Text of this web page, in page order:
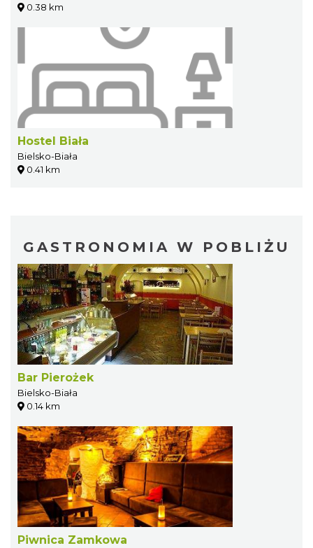
0.38 km
Hostel Biała
Bielsko-Biała
0.41 km
GASTRONOMIA W POBLIŻU
Bar Pierożek
Bielsko-Biała
0.14 km
Piwnica Zamkowa